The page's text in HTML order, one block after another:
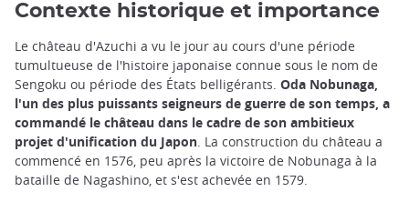
Contexte historique et importance
Le château d'Azuchi a vu le jour au cours d'une période
tumultueuse de l'histoire japonaise connue sous le nom de
Sengoku ou période des États belligérants. Oda Nobunaga,
l'un des plus puissants seigneurs de guerre de son temps, a
commandé le château dans le cadre de son ambitieux
projet d'unification du Japon. La construction du château a
commencé en 1576, peu après la victoire de Nobunaga à la
bataille de Nagashino, et s'est achevée en 1579.